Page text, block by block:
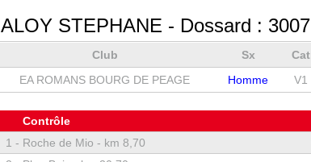
ALOY STEPHANE - Dossard : 3007
Club Sx Cat
EA ROMANS BOURG DE PEAGE
Homme V1
Contrôle
1 - Roche de Mio - km 8,70